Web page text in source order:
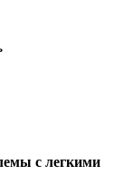
с легкими